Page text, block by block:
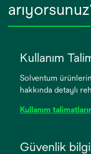
Kullanım
Solventum
hakkında detaylı
Kullanım
Güvenlik